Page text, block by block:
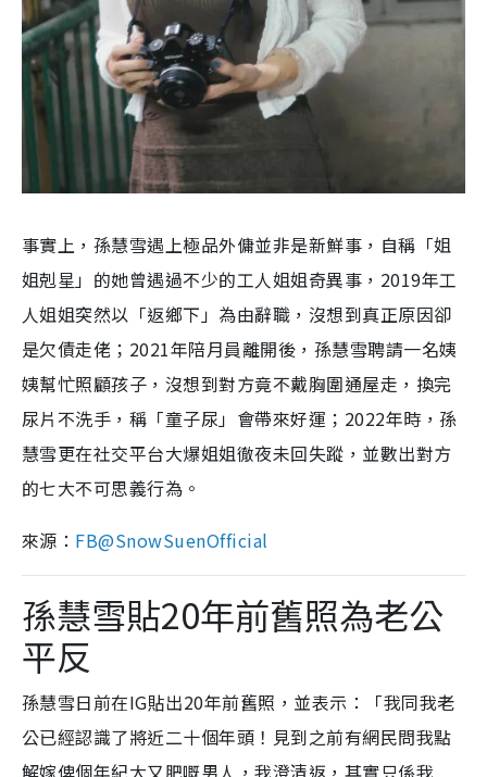
事實上，孫慧雪遇上極品外傭並非是新鮮事，自稱「姐
姐剋星」的她曾遇過不少的工人姐姐奇異事，2019年工
人姐姐突然以「返鄉下」為由辭職，沒想到真正原因卻
是欠債走佬；2021年陪月員離開後，孫慧雪聘請一名姨
姨幫忙照顧孩子，沒想到對方竟不戴胸圍通屋走，換完
尿片不洗手，稱「童子尿」會帶來好運；2022年時，孫
慧雪更在社交平台大爆姐姐徹夜未回失蹤，並數出對方
的七大不可思義行為。
來源： FB@SnowSuenOfficial
孫慧雪貼20年前舊照為老公
平反
孫慧雪日前在IG貼出20年前舊照，並表示：「我同我老
公已經認識了將近二十個年頭！見到之前有網民問我點